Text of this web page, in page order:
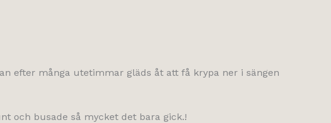
efter många utetimmar gläds åt att få krypa ner i sängen
och busade så mycket det bara gick.!